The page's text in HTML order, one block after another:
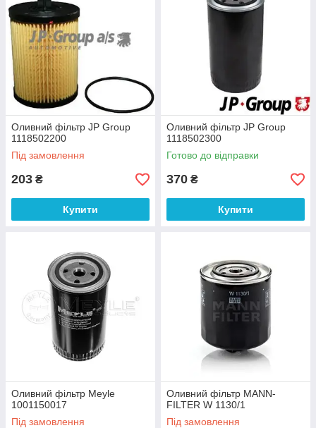
Оливний фільтр JP Group
1118502200
Під замовлення
203 ₴
Купити
Оливний фільтр JP Group
1118502300
Готово до відправки
370 ₴
Купити
Оливний фільтр Meyle
1001150017
Під замовлення
Оливний фільтр MANN-
FILTER W 1130/1
Під замовлення